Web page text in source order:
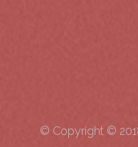
© Copyright ©